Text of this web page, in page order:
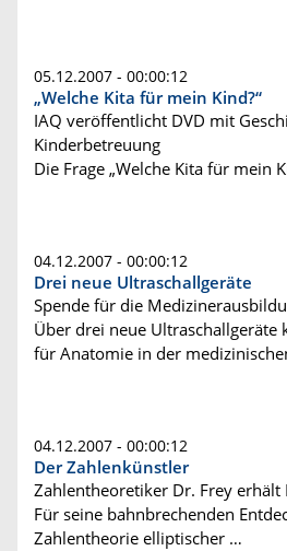
05.12.2007 - 00:00:12
„Welche Kita für mein Kind?“
IAQ veröffentlicht DVD mit
Kinderbetreuung
Die Frage „Welche Kita für mein
04.12.2007 - 00:00:12
Drei neue Ultraschallgeräte
Spende für die
Über drei neue Ultraschallgeräte
für Anatomie in der
04.12.2007 - 00:00:12
Der Zahlenkünstler
Zahlentheoretiker Dr. Frey
Für seine bahnbrechenden
Zahlentheorie elliptischer …